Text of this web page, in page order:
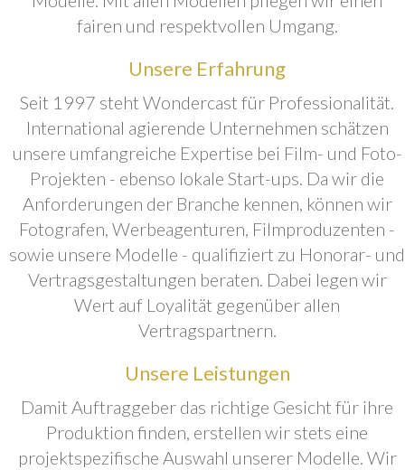
fairen und respektvollen Umgang.
Unsere Erfahrung
Seit 1997 steht Wondercast für Professionalität.
International agierende Unternehmen schätzen
unsere umfangreiche Expertise bei Film- und Foto-
Projekten - ebenso lokale Start-ups. Da wir die
Anforderungen der Branche kennen, können wir
Fotografen, Werbeagenturen, Filmproduzenten -
sowie unsere Modelle - qualifiziert zu Honorar- und
Vertragsgestaltungen beraten. Dabei legen wir
Wert auf Loyalität gegenüber allen
Vertragspartnern.
Unsere Leistungen
Damit Auftraggeber das richtige Gesicht für ihre
Produktion finden, erstellen wir stets eine
projektspezifische Auswahl unserer Modelle. Wir